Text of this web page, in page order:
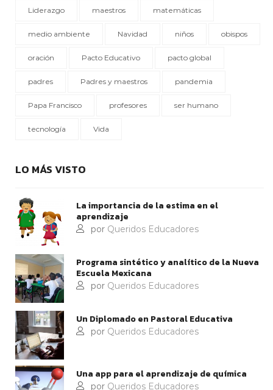
Liderazgo maestros matemáticas
medio ambiente Navidad niños obispos
oración Pacto Educativo pacto global
padres Padres y maestros pandemia
Papa Francisco profesores ser humano
tecnología Vida
LO MÁS VISTO
La importancia de la estima en el
aprendizaje
por Queridos Educadores
Programa sintético y analítico de la Nueva
Escuela Mexicana
por Queridos Educadores
Un Diplomado en Pastoral Educativa
por Queridos Educadores
Una app para el aprendizaje de química
por Queridos Educadores